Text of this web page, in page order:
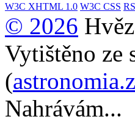
W3C XHTML 1.0 W3C CSS
© 2026
Vytištěno ze
(
Nahrávám...